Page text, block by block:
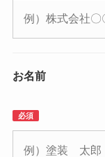
お名前
必須